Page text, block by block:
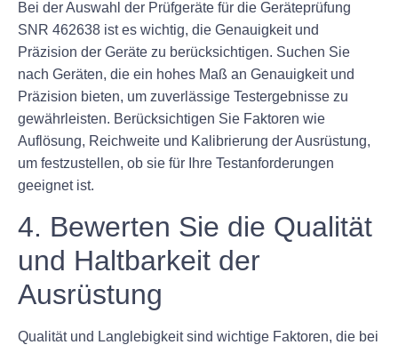
Bei der Auswahl der Prüfgeräte für die Geräteprüfung
SNR 462638 ist es wichtig, die Genauigkeit und
Präzision der Geräte zu berücksichtigen. Suchen Sie
nach Geräten, die ein hohes Maß an Genauigkeit und
Präzision bieten, um zuverlässige Testergebnisse zu
gewährleisten. Berücksichtigen Sie Faktoren wie
Auflösung, Reichweite und Kalibrierung der Ausrüstung,
um festzustellen, ob sie für Ihre Testanforderungen
geeignet ist.
4. Bewerten Sie die Qualität
und Haltbarkeit der
Ausrüstung
Qualität und Langlebigkeit sind wichtige Faktoren, die bei